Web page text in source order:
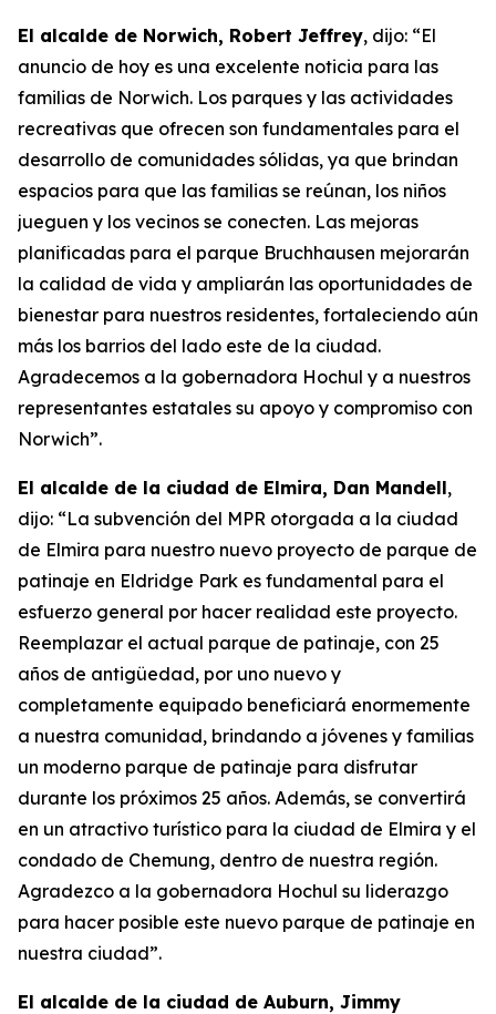
El alcalde de Norwich, Robert Jeffrey, dijo: “El
anuncio de hoy es una excelente noticia para las
familias de Norwich. Los parques y las actividades
recreativas que ofrecen son fundamentales para el
desarrollo de comunidades sólidas, ya que brindan
espacios para que las familias se reúnan, los niños
jueguen y los vecinos se conecten. Las mejoras
planificadas para el parque Bruchhausen mejorarán
la calidad de vida y ampliarán las oportunidades de
bienestar para nuestros residentes, fortaleciendo aún
más los barrios del lado este de la ciudad.
Agradecemos a la gobernadora Hochul y a nuestros
representantes estatales su apoyo y compromiso con
Norwich”.
El alcalde de la ciudad de Elmira, Dan Mandell,
dijo: “La subvención del MPR otorgada a la ciudad
de Elmira para nuestro nuevo proyecto de parque de
patinaje en Eldridge Park es fundamental para el
esfuerzo general por hacer realidad este proyecto.
Reemplazar el actual parque de patinaje, con 25
años de antigüedad, por uno nuevo y
completamente equipado beneficiará enormemente
a nuestra comunidad, brindando a jóvenes y familias
un moderno parque de patinaje para disfrutar
durante los próximos 25 años. Además, se convertirá
en un atractivo turístico para la ciudad de Elmira y el
condado de Chemung, dentro de nuestra región.
Agradezco a la gobernadora Hochul su liderazgo
para hacer posible este nuevo parque de patinaje en
nuestra ciudad”.
El alcalde de la ciudad de Auburn, Jimmy